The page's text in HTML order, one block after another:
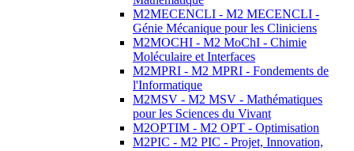
M2MECENCLI - M2 MECENCLI -
Génie Mécanique pour les Cliniciens
M2MOCHI - M2 MoChI - Chimie
Moléculaire et Interfaces
M2MPRI - M2 MPRI - Fondements de
l'Informatique
M2MSV - M2 MSV - Mathématiques
pour les Sciences du Vivant
M2OPTIM - M2 OPT - Optimisation
M2PIC - M2 PIC - Projet, Innovation,